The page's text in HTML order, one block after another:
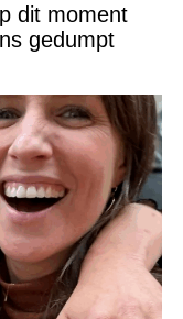
dit moment
gedumpt